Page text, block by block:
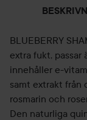
BLUEBERRY
extra fukt, passar
innehåller e-
samt extrakt från
rosmarin och
Den naturliga